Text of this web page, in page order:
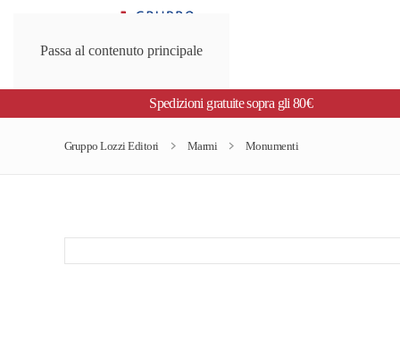
Passa al contenuto principale
Spedizioni gratuite sopra gli 80€
Gruppo Lozzi Editori Marmi Monumenti